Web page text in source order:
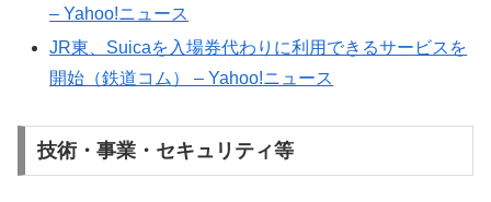
– Yahoo!ニュース
JR東、Suicaを入場券代わりに利用できるサービスを
開始（鉄道コム） – Yahoo!ニュース
技術・事業・セキュリティ等